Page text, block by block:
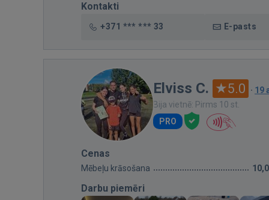
Kontakti
+371 *** *** 33 E-pasts
Elviss C. 5.0 · 19
Bija vietnē: Pirms 10 st.
PRO
Cenas
Mēbeļu krāsošana
Darbu piemēri